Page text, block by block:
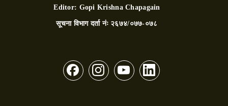
Editor: Gopi Krishna Chapagain
सूचना विभाग दर्ता नंः २६७४/०७७-०७८